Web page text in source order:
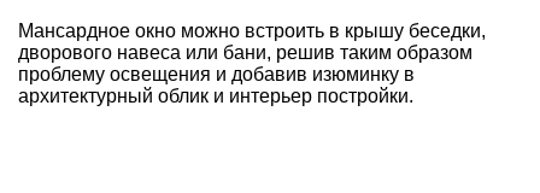
Мансардное окно можно встроить в крышу беседки,
дворового навеса или бани, решив таким образом
проблему освещения и добавив изюминку в
архитектурный облик и интерьер постройки.